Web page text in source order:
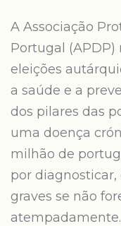
A Associação
Portugal (APDP)
eleições
a saúde e a
dos pilares das
uma doença
milhão de
por diagnosticar,
graves se não
atempadamente.